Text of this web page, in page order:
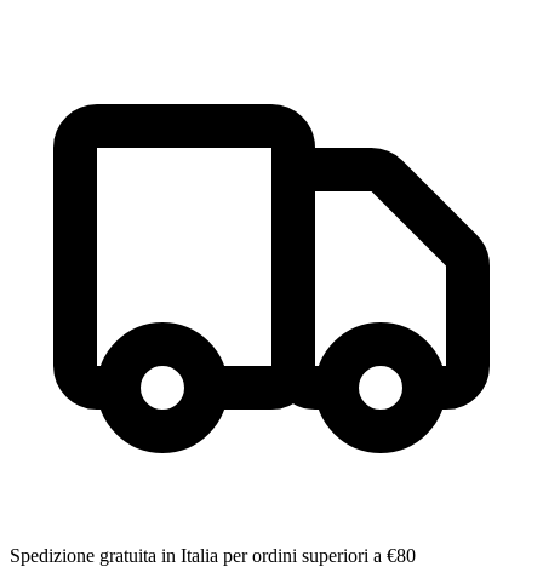
Spedizione gratuita in Italia per ordini superiori a €80